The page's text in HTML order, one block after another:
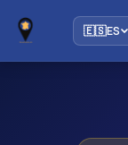
🇪🇸ES